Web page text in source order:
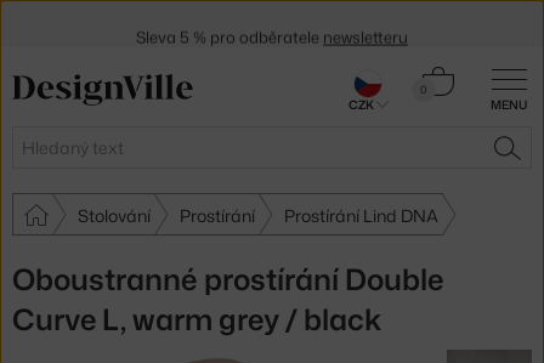
MENU
Hledat
0
Košík
Stolování Prostírání Prostírání Lind DNA
Oboustranné prostírání Double
Curve L, warm grey / black
Sleva 5 % pro odběratele newsletteru
30 dní na vrácení zboží
CZK